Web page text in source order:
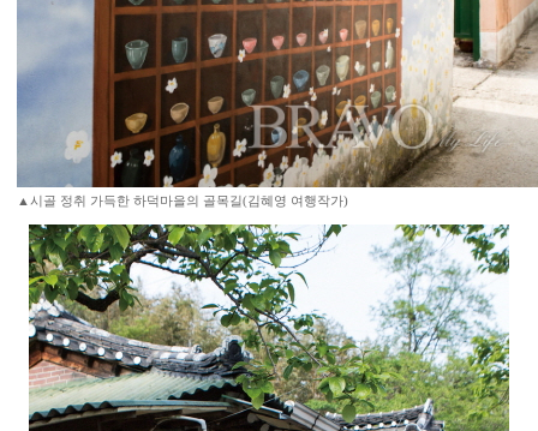
▲시골 정취 가득한 하덕마을의 골목길(김혜영 여행작가)